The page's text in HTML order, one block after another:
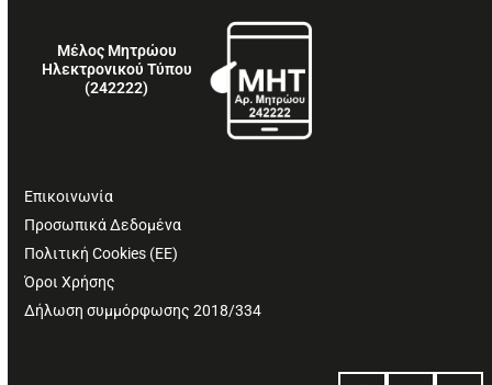
Μέλος Μητρώου
Ηλεκτρονικού Τύπου
(242222)
Επικοινωνία
Προσωπικά Δεδομένα
Πολιτική Cookies (ΕΕ)
Όροι Χρήσης
Δήλωση συμμόρφωσης 2018/334